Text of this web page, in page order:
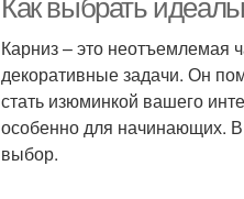
Различие между
потолочными
карнизами
Как выбрать
Карниз – это неотъемлемая
декоративные задачи. Он
стать изюминкой вашего
особенно для начинающих. В
выбор.